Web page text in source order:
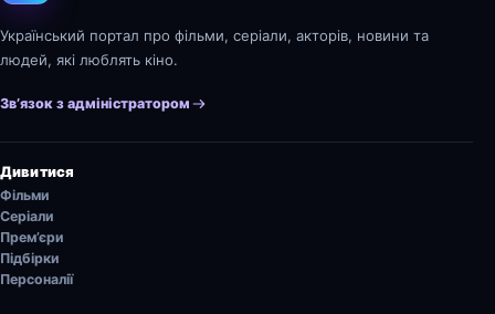
Український портал про фільми, серіали, акторів, новини та
людей, які люблять кіно.
Зв’язок з адміністратором
Дивитися
Фільми
Серіали
Прем’єри
Підбірки
Персоналії